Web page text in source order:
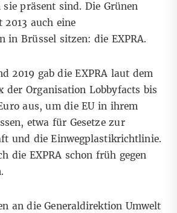
sie präsent sind. Die Grünen
2013 auch eine
in Brüssel sitzen: die EXPRA.
2019 gab die EXPRA laut dem
der Organisation Lobbyfacts bis
aus, um die EU in ihrem
etwa für Gesetze zur
und die Einwegplastikrichtlinie.
die EXPRA schon früh gegen
an die Generaldirektion Umwelt